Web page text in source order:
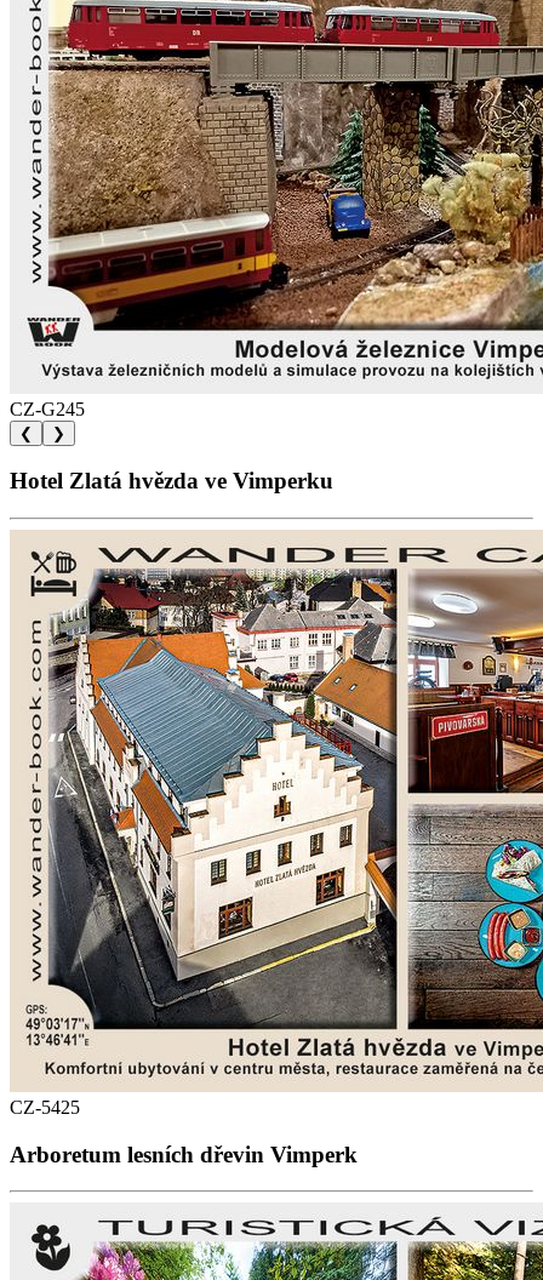
CZ-G245
❮ ❯
Hotel Zlatá hvězda ve Vimperku
CZ-5425
Arboretum lesních dřevin Vimperk